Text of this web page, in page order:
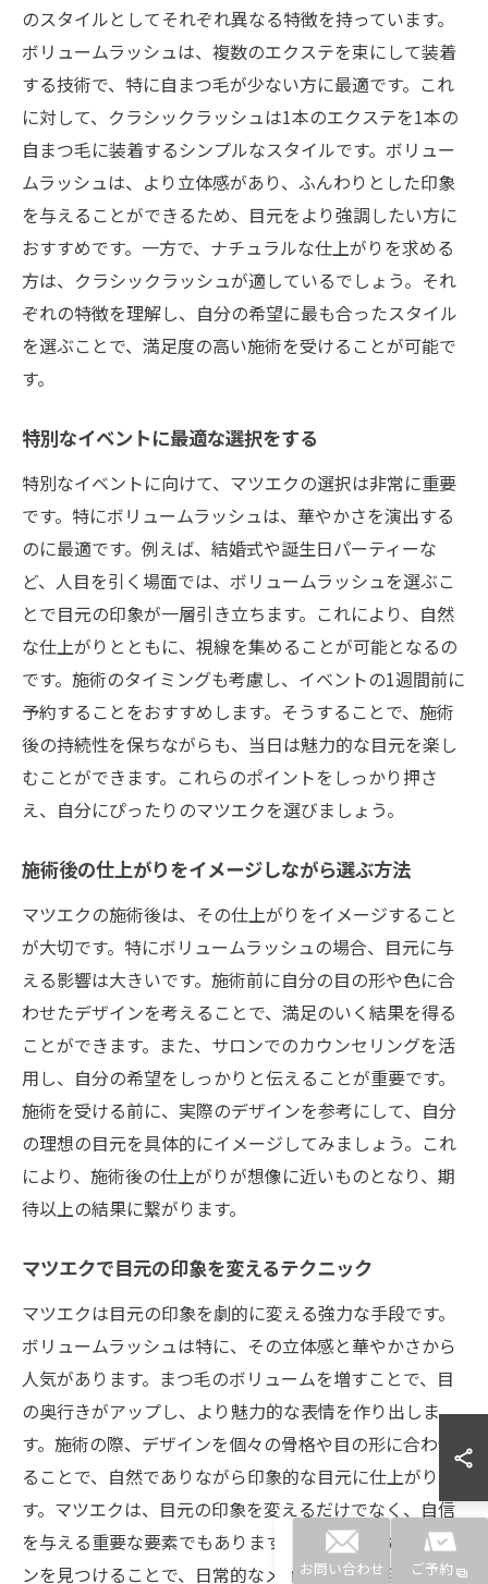
のスタイルとしてそれぞれ異なる特徴を持っています。
ボリュームラッシュは、複数のエクステを束にして装着
する技術で、特に自まつ毛が少ない方に最適です。これ
に対して、クラシックラッシュは1本のエクステを1本の
自まつ毛に装着するシンプルなスタイルです。ボリュー
ムラッシュは、より立体感があり、ふんわりとした印象
を与えることができるため、目元をより強調したい方に
おすすめです。一方で、ナチュラルな仕上がりを求める
方は、クラシックラッシュが適しているでしょう。それ
ぞれの特徴を理解し、自分の希望に最も合ったスタイル
を選ぶことで、満足度の高い施術を受けることが可能で
す。
特別なイベントに最適な選択をする
特別なイベントに向けて、マツエクの選択は非常に重要
です。特にボリュームラッシュは、華やかさを演出する
のに最適です。例えば、結婚式や誕生日パーティーな
ど、人目を引く場面では、ボリュームラッシュを選ぶこ
とで目元の印象が一層引き立ちます。これにより、自然
な仕上がりとともに、視線を集めることが可能となるの
です。施術のタイミングも考慮し、イベントの1週間前に
予約することをおすすめします。そうすることで、施術
後の持続性を保ちながらも、当日は魅力的な目元を楽し
むことができます。これらのポイントをしっかり押さ
え、自分にぴったりのマツエクを選びましょう。
施術後の仕上がりをイメージしながら選ぶ方法
マツエクの施術後は、その仕上がりをイメージすること
が大切です。特にボリュームラッシュの場合、目元に与
える影響は大きいです。施術前に自分の目の形や色に合
わせたデザインを考えることで、満足のいく結果を得る
ことができます。また、サロンでのカウンセリングを活
用し、自分の希望をしっかりと伝えることが重要です。
施術を受ける前に、実際のデザインを参考にして、自分
の理想の目元を具体的にイメージしてみましょう。これ
により、施術後の仕上がりが想像に近いものとなり、期
待以上の結果に繋がります。
マツエクで目元の印象を変えるテクニック
マツエクは目元の印象を劇的に変える強力な手段です。
ボリュームラッシュは特に、その立体感と華やかさから
人気があります。まつ毛のボリュームを増すことで、目
の奥行きがアップし、より魅力的な表情を作り出しま
す。施術の際、デザインを個々の骨格や目の形に合わせ
ることで、自然でありながら印象的な目元に仕上がりま
す。マツエクは、目元の印象を変えるだけでなく、自信
を与える重要な要素でもあります。自分に合ったデザイ
ンを見つけることで、日常的なメイクの手間も減り、気
お問い合わせ ご予約